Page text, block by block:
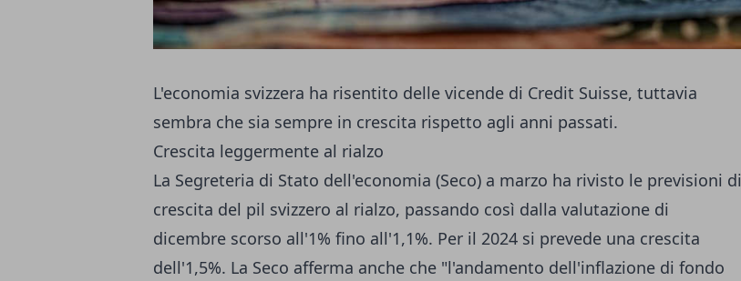
L'economia svizzera ha risentito delle vicende di Credit Suisse, tuttavia
sembra che sia sempre in crescita rispetto agli anni passati.
Crescita leggermente al rialzo
La Segreteria di Stato dell'economia (Seco) a marzo ha rivisto le previsioni di
crescita del pil svizzero al rialzo, passando così dalla valutazione di
dicembre scorso all'1% fino all'1,1%. Per il 2024 si prevede una crescita
dell'1,5%. La Seco afferma anche che "l'andamento dell'inflazione di fondo